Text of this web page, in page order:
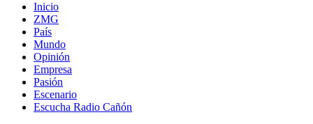
Inicio
ZMG
País
Mundo
Opinión
Empresa
Pasión
Escenario
Escucha Radio Cañón